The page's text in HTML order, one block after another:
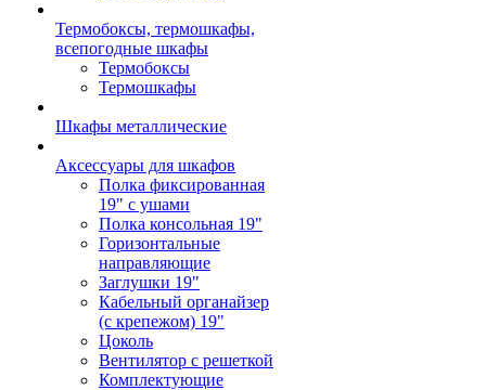
Термобоксы, термошкафы,
всепогодные шкафы
Термобоксы
Термошкафы
Шкафы металлические
Аксессуары для шкафов
Полка фиксированная
19" с ушами
Полка консольная 19"
Горизонтальные
направляющие
Заглушки 19"
Кабельный органайзер
(с крепежом) 19"
Цоколь
Вентилятор с решеткой
Комплектующие